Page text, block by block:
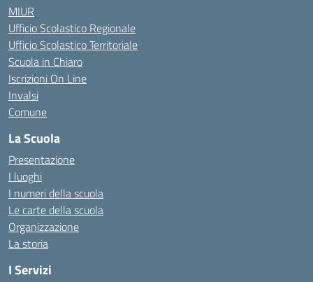
MIUR
Ufficio Scolastico Regionale
Ufficio Scolastico Territoriale
Scuola in Chiaro
Iscrizioni On Line
Invalsi
Comune
La Scuola
Presentazione
I luoghi
I numeri della scuola
Le carte della scuola
Organizzazione
La storia
I Servizi